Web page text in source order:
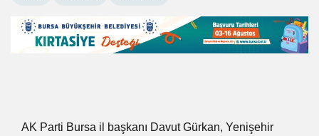
AK Parti Bursa il başkanı Davut Gürkan, Yenişehir